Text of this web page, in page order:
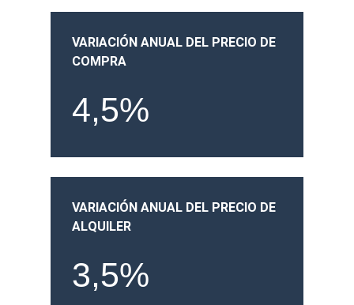
VARIACIÓN ANUAL DEL PRECIO DE
COMPRA
4,5%
VARIACIÓN ANUAL DEL PRECIO DE
ALQUILER
3,5%